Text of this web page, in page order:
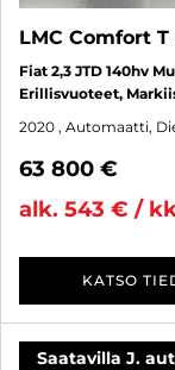
LMC Comfort T
Fiat 2,3 JTD 140hv
Erillisvuoteet,
2020 , Automaatti,
63 800 €
alk. 543 € /
KATSO
Saatavilla J.